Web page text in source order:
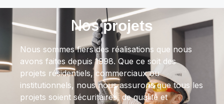
Nosprojets
Nous sommes fiers des réalisations que nous
avons faites depuis 1998. Que ce soit des
projets résidentiels, commerciaux ou
institutionnels, nous nous assurons que tous les
projets soient sécuritaires, de qualité et